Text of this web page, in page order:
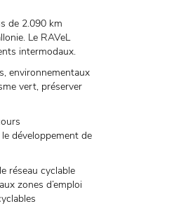
de 2.090 km
Le RAVeL
intermodaux.
environnementaux
vert, préserver
développement de
réseau cyclable
zones d’emploi